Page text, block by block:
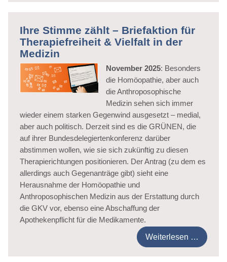
Ihre Stimme zählt – Briefaktion für
Therapiefreiheit & Vielfalt in der
Medizin
November 2025: Besonders
die Homöopathie, aber auch
die Anthroposophische
Medizin sehen sich immer
wieder einem starken Gegenwind ausgesetzt – medial,
aber auch politisch. Derzeit sind es die GRÜNEN, die
auf ihrer Bundesdelegiertenkonferenz darüber
abstimmen wollen, wie sie sich zukünftig zu diesen
Therapierichtungen positionieren. Der Antrag (zu dem es
allerdings auch Gegenanträge gibt) sieht eine
Herausnahme der Homöopathie und
Anthroposophischen Medizin aus der Erstattung durch
die GKV vor, ebenso eine Abschaffung der
Apothekenpflicht für die Medikamente.
Weiterlesen …